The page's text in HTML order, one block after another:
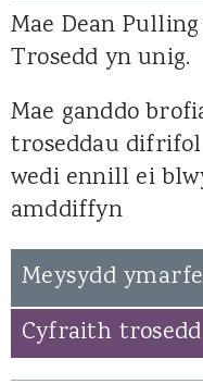
Mae Dean
Trosedd yn unig.
Mae ganddo
troseddau
wedi ennill ei
amddiffyn
Meysydd
Cyfraith trosedd